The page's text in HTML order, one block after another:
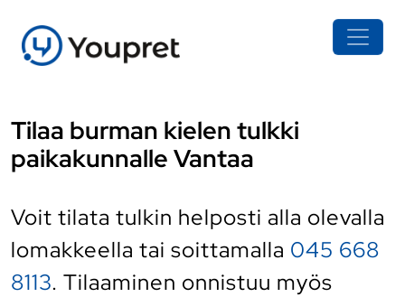
Tilaa burman kielen tulkki
paikakunnalle Vantaa
Voit tilata tulkin helposti alla olevalla
lomakkeella tai soittamalla 045 668
8113. Tilaaminen onnistuu myös